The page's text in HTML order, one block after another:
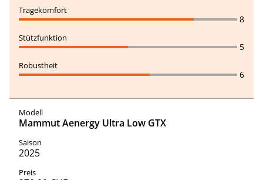
8
5
6
Mammut Aenergy Ultra Low GTX
2025